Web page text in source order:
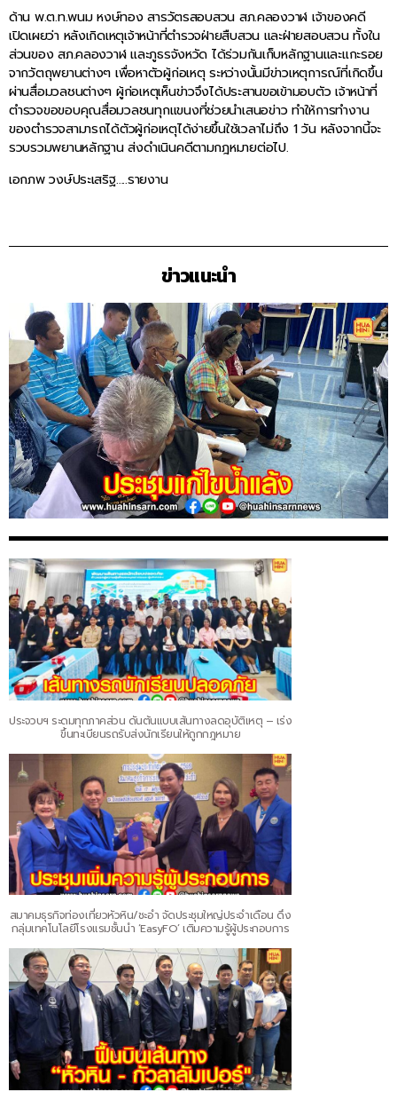
ด้าน พ.ต.ท.พนม หงษ์ทอง สารวัตรสอบสวน สภ.คลองวาฬ เจ้าของคดี
เปิดเผยว่า หลังเกิดเหตุเจ้าหน้าที่ตำรวจฝ่ายสืบสวน และฝ่ายสอบสวน ทั้งใน
ส่วนของ สภ.คลองวาฬ และภูธรจังหวัด ได้ร่วมกันเก็บหลักฐานและแกะรอย
จากวัตถุพยานต่างๆ เพื่อหาตัวผู้ก่อเหตุ ระหว่างนั้นมีข่าวเหตุการณ์ที่เกิดขึ้น
ผ่านสื่อมวลชนต่างๆ ผู้ก่อเหตุเห็นข่าวจึงได้ประสานขอเข้ามอบตัว เจ้าหน้าที่
ตำรวจขอขอบคุณสื่อมวลชนทุกแขนงที่ช่วยนำเสนอข่าว ทำให้การทำงาน
ของตำรวจสามารถได้ตัวผู้ก่อเหตุได้ง่ายขึ้นใช้เวลาไม่ถึง 1 วัน หลังจากนี้จะ
รวบรวมพยานหลักฐาน ส่งดำเนินคดีตามกฎหมายต่อไป.
เอกภพ วงษ์ประเสริฐ…..รายงาน
ข่าวแนะนำ
ประจวบฯ ระดมทุกภาคส่วน ดันต้นแบบเส้นทางลดอุบัติเหตุ – เร่ง
ขึ้นทะเบียนรถรับส่งนักเรียนให้ถูกกฎหมาย
สมาคมธุรกิจท่องเที่ยวหัวหิน/ชะอำ จัดประชุมใหญ่ประจำเดือน ดึง
กลุ่มเทคโนโลยีโรงแรมชั้นนำ ‘EasyFO’ เติมความรู้ผู้ประกอบการ